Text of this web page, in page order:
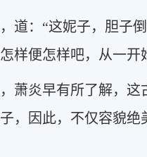
道：“这妮子，胆子
样便怎样吧，从一
萧炎早有所了解，
，因此，不仅容貌